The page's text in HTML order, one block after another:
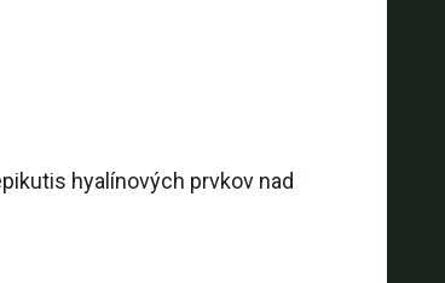
hyalínových prvkov nad